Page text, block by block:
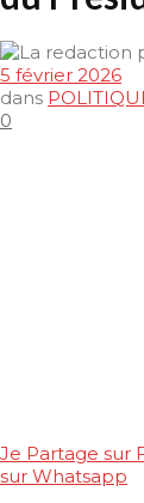
5 février 2026
dans
0
Je Partage sur
sur Whatsapp